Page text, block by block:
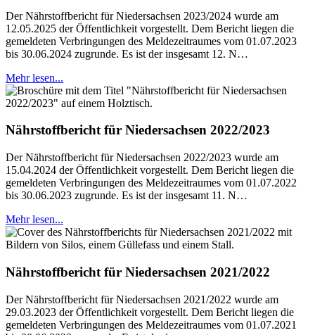
Der Nährstoffbericht für Niedersachsen 2023/2024 wurde am
12.05.2025 der Öffentlichkeit vorgestellt. Dem Bericht liegen die
gemeldeten Verbringungen des Meldezeitraumes vom 01.07.2023
bis 30.06.2024 zugrunde. Es ist der insgesamt 12. N…
Mehr lesen...
Nährstoffbericht für Niedersachsen 2022/2023
Der Nährstoffbericht für Niedersachsen 2022/2023 wurde am
15.04.2024 der Öffentlichkeit vorgestellt. Dem Bericht liegen die
gemeldeten Verbringungen des Meldezeitraumes vom 01.07.2022
bis 30.06.2023 zugrunde. Es ist der insgesamt 11. N…
Mehr lesen...
Nährstoffbericht für Niedersachsen 2021/2022
Der Nährstoffbericht für Niedersachsen 2021/2022 wurde am
29.03.2023 der Öffentlichkeit vorgestellt. Dem Bericht liegen die
gemeldeten Verbringungen des Meldezeitraumes vom 01.07.2021